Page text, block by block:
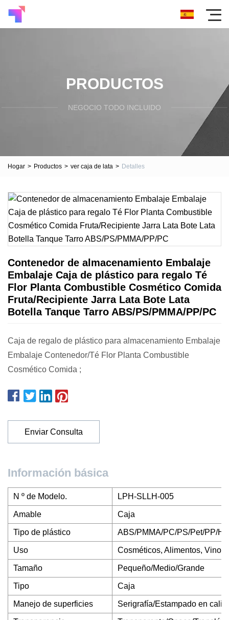
PRODUCTOS
NEGOCIO TODO INCLUIDO
Hogar > Productos > ver caja de lata > Detalles
Contenedor de almacenamiento Embalaje
Embalaje Caja de plástico para regalo Té
Flor Planta Combustible Cosmético Comida
Fruta/Recipiente Jarra Lata Bote Lata
Botella Tanque Tarro ABS/PS/PMMA/PP/PC
Caja de regalo de plástico para almacenamiento Embalaje
Embalaje Contenedor/Té Flor Planta Combustible
Cosmético Comida ;
Enviar Consulta
Información básica
N º de Modelo. LPH-SLLH-005
Amable Caja
Tipo de plástico ABS/PMMA/PC/PS/Pet/PP/
Uso Cosméticos, Alimentos,
Tamaño Pequeño/Medio/Grande
Tipo Caja
Manejo de superficies Serigrafía/Estampado en